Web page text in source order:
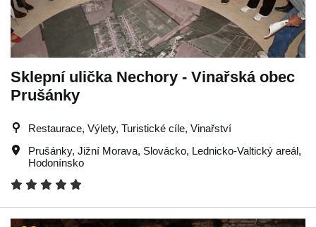
Sklepní ulička Nechory - Vinařská obec
Prušánky
Restaurace, Výlety, Turistické cíle, Vinařství
Prušánky, Jižní Morava, Slovácko, Lednicko-Valtický areál,
Hodonínsko